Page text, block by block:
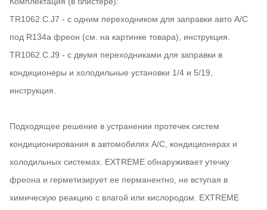
TR1062.C.J7 - с одним переходником для заправки авто А/С
под R134a фреон (см. на картинке товара), инструкция.
TR1062.C.J9 - с двумя переходниками для заправки в
кондиционеры и холодильные установки 1/4 и 5/19,
инструкция.
Подходящее решение в устранении протечек систем
кондиционирования в автомобилях A/С, кондиционерах и
холодильных системах. EXTREME обнаруживает утечку
фреона и герметизирует ее перманентно, не вступая в
химическую реакцию с влагой или кислородом. EXTREME